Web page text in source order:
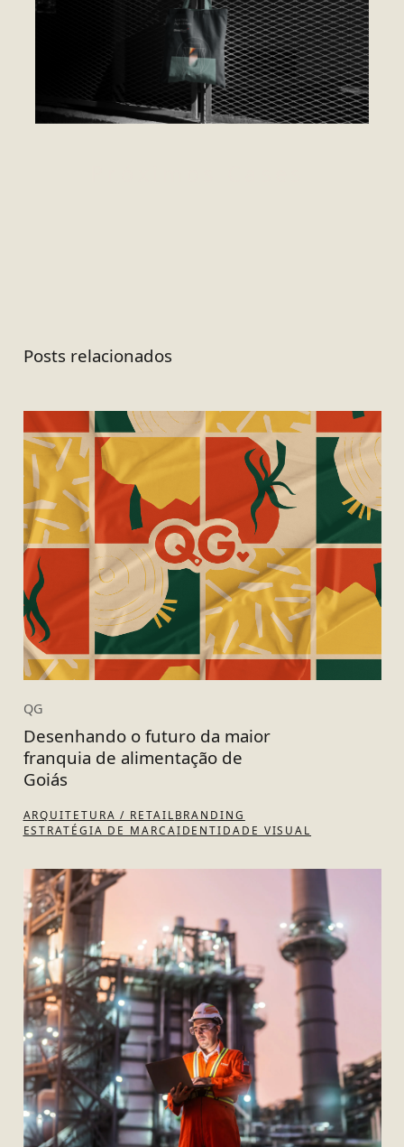
Posts relacionados
QG
Desenhando o futuro da maior
franquia de alimentação de
Goiás
ARQUITETURA / RETAIL BRANDING
ESTRATÉGIA DE MARCAIDENTIDADE VISUAL